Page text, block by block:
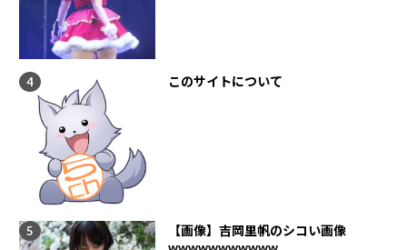
このサイトについて
【画像】吉岡里帆のシコい画像
wwwwwwwwwww